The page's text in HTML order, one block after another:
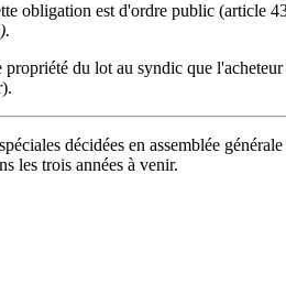
obligation est d'ordre public (article
du lot au syndic que
décidées en assemblée
les trois années à venir.